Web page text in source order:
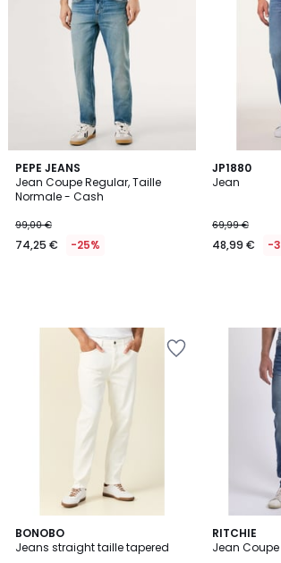
PEPE JEANS
Jean Coupe Regular, Taille
Normale - Cash
99,00 €
74,25 € -25%
JP1880
Jean
69,99 €
48,99 € -
2
Couleurs
BONOBO
Jeans straight taille tapered
RITCHIE
Jean